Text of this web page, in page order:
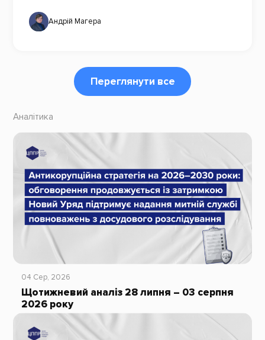
Андрій Магера
Переглянути все
Аналітика
04 Сер, 2026
Щотижневий аналіз 28 липня – 03 серпня
2026 року